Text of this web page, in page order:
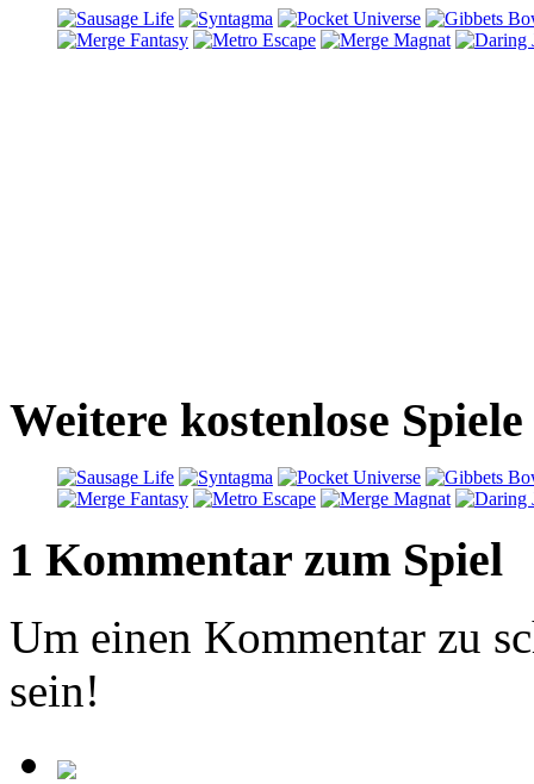
Weitere kostenlose
1 Kommentar zum Spiel
Um einen Kommentar zu
sein!